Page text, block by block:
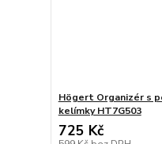
Högert Organizér s
kelímky HT7G503
725 Kč